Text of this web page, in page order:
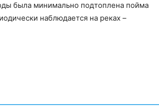
была минимально подтоплена пойма
наблюдается на реках –